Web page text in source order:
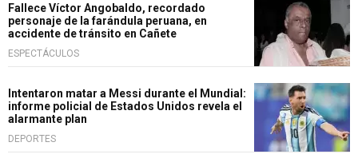
Fallece Víctor Angobaldo, recordado
personaje de la farándula peruana, en
accidente de tránsito en Cañete
ESPECTÁCULOS
Intentaron matar a Messi durante el Mundial:
informe policial de Estados Unidos revela el
alarmante plan
DEPORTES